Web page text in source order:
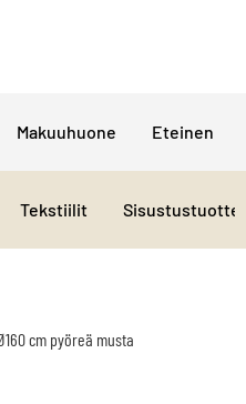
Makuuhuone Eteinen
Tekstiilit